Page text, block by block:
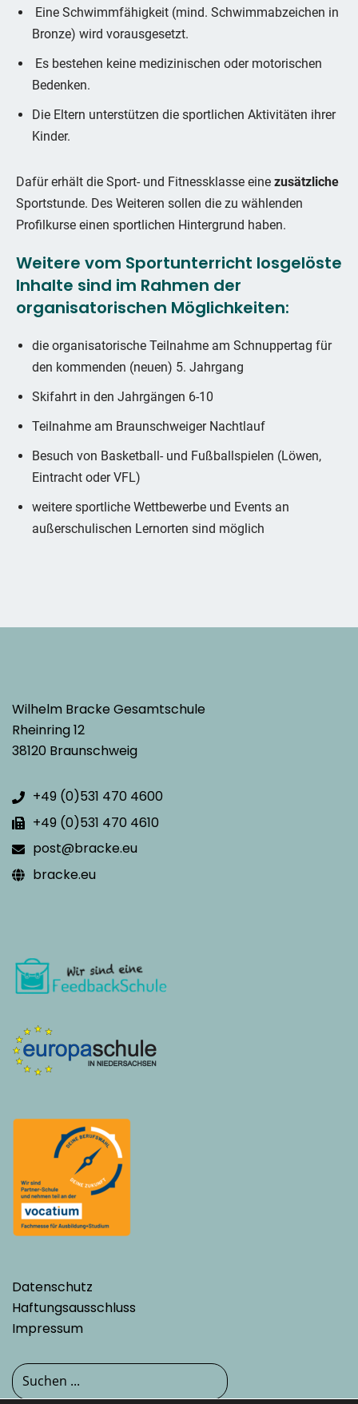
Eine Schwimmfähigkeit (mind. Schwimmabzeichen in
Bronze) wird vorausgesetzt.
Es bestehen keine medizinischen oder motorischen
Bedenken.
Die Eltern unterstützen die sportlichen Aktivitäten ihrer
Kinder.
Dafür erhält die Sport- und Fitnessklasse eine zusätzliche
Sportstunde. Des Weiteren sollen die zu wählenden
Profilkurse einen sportlichen Hintergrund haben.
Weitere vom Sportunterricht losgelöste
Inhalte sind im Rahmen der
organisatorischen Möglichkeiten:
die organisatorische Teilnahme am Schnuppertag für
den kommenden (neuen) 5. Jahrgang
Skifahrt in den Jahrgängen 6-10
Teilnahme am Braunschweiger Nachtlauf
Besuch von Basketball- und Fußballspielen (Löwen,
Eintracht oder VFL)
weitere sportliche Wettbewerbe und Events an
außerschulischen Lernorten sind möglich
Wilhelm Bracke Gesamtschule
Rheinring 12
38120 Braunschweig
+49 (0)531 470 4600
+49 (0)531 470 4610
post@bracke.eu
bracke.eu
Datenschutz
Haftungsausschluss
Impressum